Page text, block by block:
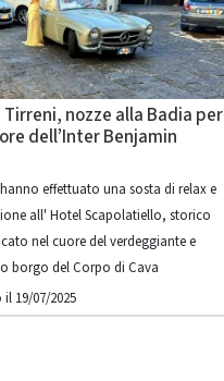
Tirreni, nozze alla Badia per
dell’Inter Benjamin
effettuato una sosta di relax e
all' Hotel Scapolatiello, storico
nel cuore del verdeggiante e
borgo del Corpo di Cava
19/07/2025